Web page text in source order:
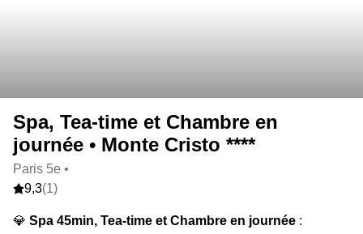
Spa, Tea-time et Chambre en
journée • Monte Cristo ****
Paris 5e •
9,3(1)
💎 Spa 45min, Tea-time et Chambre en journée :